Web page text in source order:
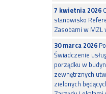
7 kwietnia 2026
stanowisko
Zasobami w MZL
30 marca 2026
Świadczenie
porządku w
zewnętrznych
zielonych